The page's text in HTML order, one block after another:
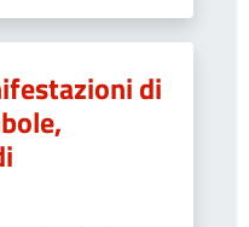
di